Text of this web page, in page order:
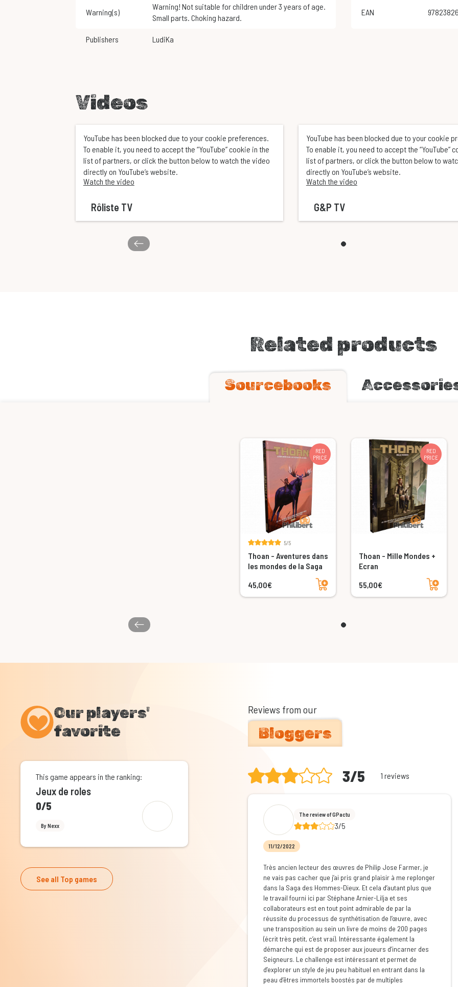
Warning(s)
Warning! Not suitable for children under 3 years of age.
Small parts. Choking hazard.
EAN
Publishers LudiKa
Videos
YouTube has been blocked due to your cookie preferences.
To enable it, you need to accept the “YouTube” cookie in the
list of partners, or click the button below to watch the video
directly on YouTube’s website.
Watch the video
Rôliste TV
YouTube has been blocked due to your cookie
To enable it, you need to accept the “YouTube”
list of partners, or click the button below to
directly on YouTube’s website.
Watch the video
G&P TV
Related products
Sourcebooks
RED
PRICE
5/5
Thoan - Aventures dans
les mondes de la Saga
45,00€
Add to cart
RED
PRICE
Thoan - Mille Mondes +
Ecran
55,00€
Add to cart
Our players'
favorite
This game appears in the ranking:
Jeux de roles
0/5
By Nexx
See all Top games
Reviews from our
Bloggers
3/5 1 reviews
The review of GPactu
3/5
11/12/2022
Très ancien lecteur des œuvres de Philip Jose Farmer, je
ne vais pas cacher que j’ai pris grand plaisir à me replonger
dans la Saga des Hommes-Dieux. Et cela d’autant plus que
le travail fourni ici par Stéphane Arnier-Lilja et ses
collaborateurs est en tout point admirable de par la
réussite du processus de synthétisation de l’œuvre, avec
une transposition au sein un livre de moins de 200 pages
(écrit très petit, c’est vrai). Intéressante également la
démarche qui est de proposer aux joueurs d’incarner des
Seigneurs. Le challenge est intéressant et permet de
d’explorer un style de jeu peu habituel en entrant dans la
peau d’êtres immortels boostés par de multiples